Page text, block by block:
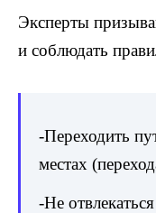
Эксперты
и соблюдать
-Переходить
местах
-Не